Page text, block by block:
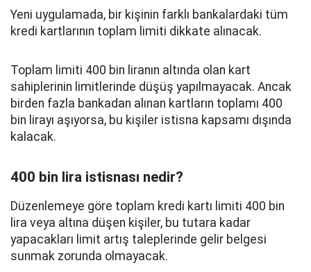
Yeni uygulamada, bir kişinin farklı bankalardaki tüm
kredi kartlarının toplam limiti dikkate alınacak.
Toplam limiti 400 bin liranın altında olan kart
sahiplerinin limitlerinde düşüş yapılmayacak. Ancak
birden fazla bankadan alınan kartların toplamı 400
bin lirayı aşıyorsa, bu kişiler istisna kapsamı dışında
kalacak.
400 bin lira istisnası nedir?
Düzenlemeye göre toplam kredi kartı limiti 400 bin
lira veya altına düşen kişiler, bu tutara kadar
yapacakları limit artış taleplerinde gelir belgesi
sunmak zorunda olmayacak.